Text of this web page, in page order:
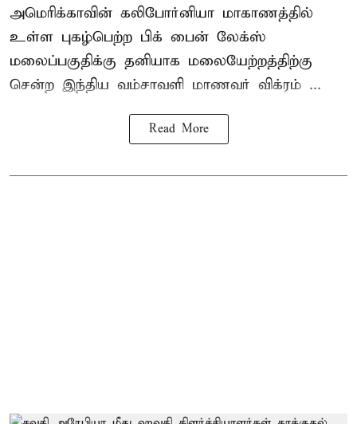
அமெரிக்காவின் கலிபோர்னியா மாகாணத்தில்
உள்ள புகழ்பெற்ற பிக் பைன் லேக்ஸ்
மலைப்பகுதிக்கு தனியாக மலையேற்றத்திற்கு
சென்ற இந்திய வம்சாவளி மாணவர் விக்ரம் ...
Read More